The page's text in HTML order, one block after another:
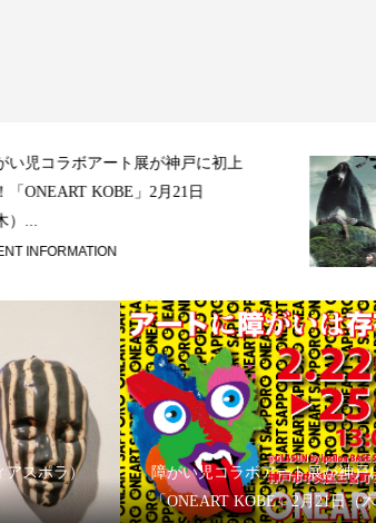
児コラボアート展が神戸に初上
ONEART KOBE」2月21日
...
INFORMATION
アスポラ）
障がい児コラボアート展が神戸
「ONEART KOBE」2月21日（